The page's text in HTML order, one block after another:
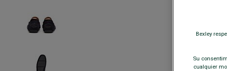
Bexley
Su
cualquier